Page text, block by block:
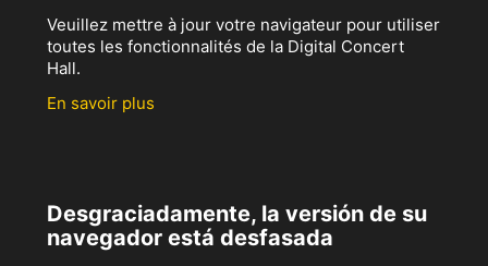
Veuillez mettre à jour votre navigateur pour utiliser
toutes les fonctionnalités de la Digital Concert
Hall.
En savoir plus
Desgraciadamente, la versión de su
navegador está desfasada